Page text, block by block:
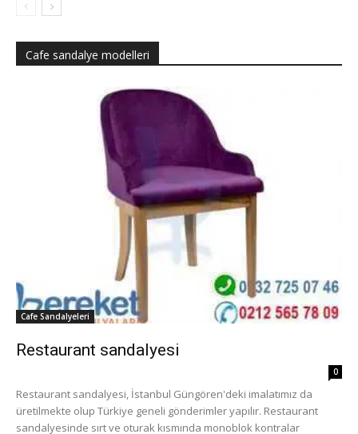
Cafe sandalye modelleri
Cafe Sandalyeleri
Restaurant sandalyesi
0
Restaurant sandalyesi, İstanbul Güngören'deki imalatımız da
üretilmekte olup Türkiye geneli gönderimler yapılır. Restaurant
sandalyesinde sırt ve oturak kısmında monoblok kontralar